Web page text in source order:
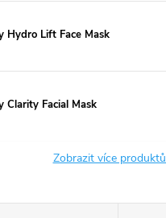
Hydro Lift Face Mask
Clarity Facial Mask
Zobrazit více produktů